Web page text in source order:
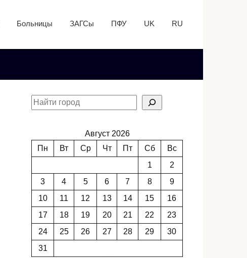
Больницы ЗАГСы ПФУ UK RU
Август 2026
Пн
Вт Ср Чт Пт Сб
Вс
1
2
3
4 5 6 7 8
9
10
11 12 13 14 15
16
17
18 19 20 21 22
23
24
25 26 27 28 29
30
31